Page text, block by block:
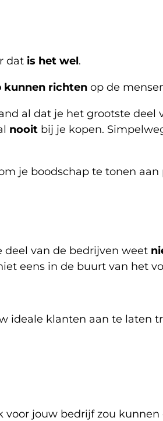
dat is het wel.
kunnen richten op de
al dat je het grootste
nooit bij je kopen.
je boodschap te tonen aan
deel van de bedrijven weet
eens in de buurt van het
ideale klanten aan te laten
voor jouw bedrijf zou kunnen